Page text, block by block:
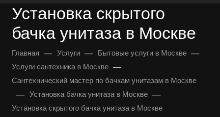
Установка скрытого
бачка унитаза в Москве
Главная — Услуги — Бытовые услуги в Москве —
Услуги сантехника в Москве —
Сантехнический мастер по бачкам унитазам в Москве
— Установка бачка унитаза в Москве —
Установка скрытого бачка унитаза в Москве